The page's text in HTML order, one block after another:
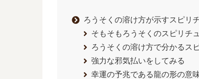
ろうそくの溶け方が示すスピリ
そもそもろうそくのスピリチ
ろうそくの溶け方で分かるス
強力な邪気払いをしてみる
幸運の予兆である龍の形の意